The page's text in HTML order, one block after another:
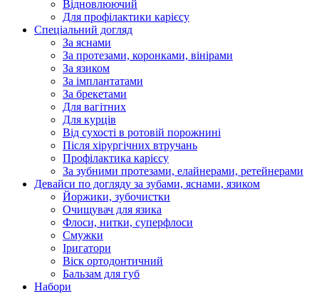
Відновлюючий
Для профілактики карієсу
Спеціальний догляд
За яснами
За протезами, коронками, вінірами
За язиком
За імплантатами
За брекетами
Для вагітних
Для курців
Від сухості в ротовій порожнині
Після хірургічних втручань
Профілактика карієсу
За зубними протезами, елайнерами, ретейнерами
Девайси по догляду за зубами, яснами, язиком
Йоржики, зубочистки
Очищувач для язика
Флоси, нитки, суперфлоси
Смужки
Іригатори
Віск ортодонтичний
Бальзам для губ
Набори